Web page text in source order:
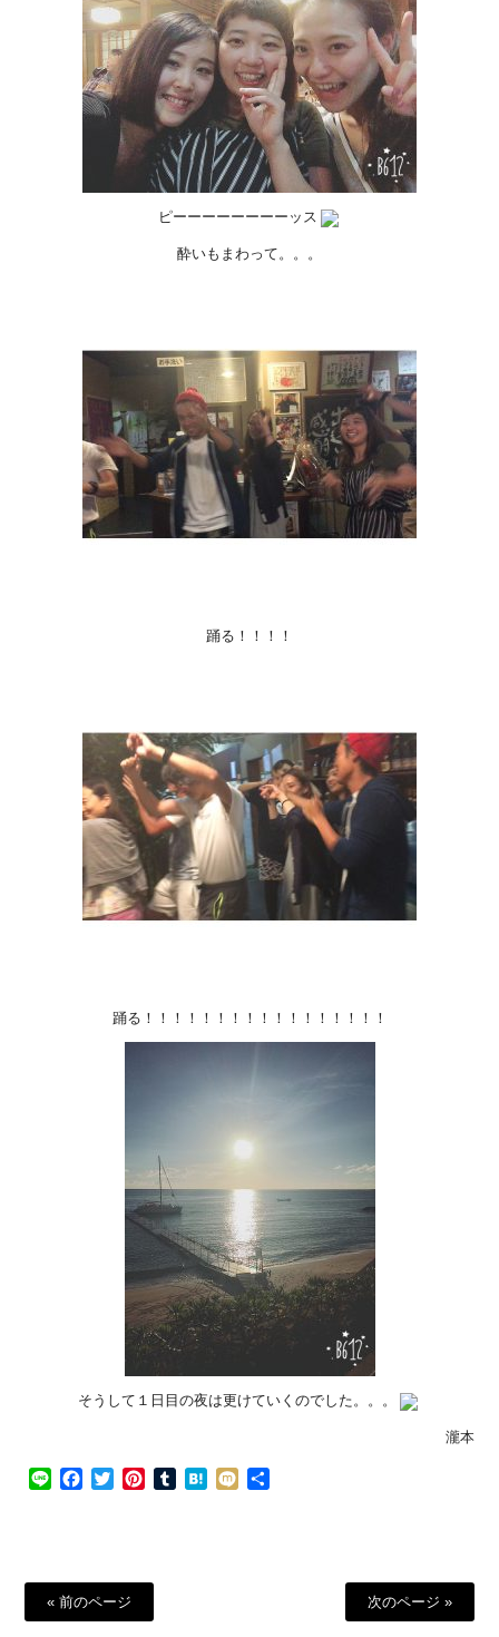
ピーーーーーーーーッス
酔いもまわって。。。
踊る！！！！
踊る！！！！！！！！！！！！！！！！！
そうして１日目の夜は更けていくのでした。。。
瀧本
Line Facebook
TwitterPinterestTumblrHatena
Mixi
« 前のページ 次のページ »